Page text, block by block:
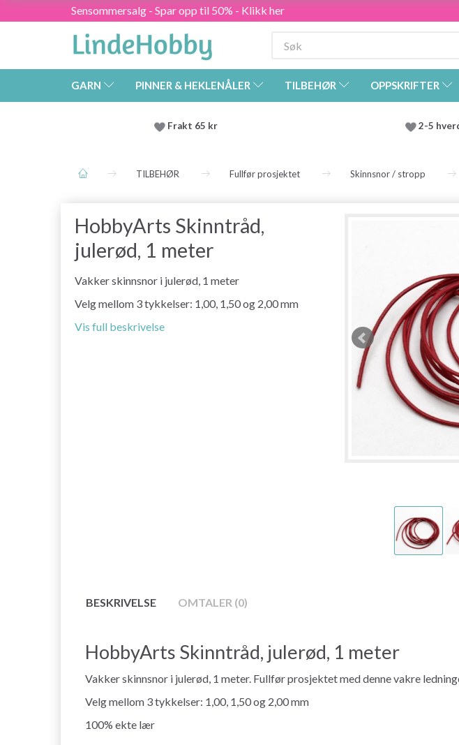
Sensommersalg - Spar opp til 50% - Klikk her
GARN PINNER & HEKLENÅLER TILBEHØR OPPSKRIFTER
Frakt 65 kr 2-5
TILBEHØR Fullfør prosjektet Skinnsnor / stropp
HobbyArts Skinntråd,
julerød, 1 meter
Vakker skinnsnor i julerød, 1 meter
Velg mellom 3 tykkelser: 1,00, 1,50 og 2,00 mm
Vis full beskrivelse
BESKRIVELSE OMTALER (0)
HobbyArts Skinntråd, julerød, 1 meter
Vakker skinnsnor i julerød, 1 meter. Fullfør prosjektet med denne vakre
Velg mellom 3 tykkelser: 1,00, 1,50 og 2,00 mm
100% ekte lær